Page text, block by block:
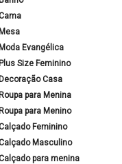
Evangélica
Size Feminino
Casa
para Menina
para Menino
Feminino
Masculino
para menina